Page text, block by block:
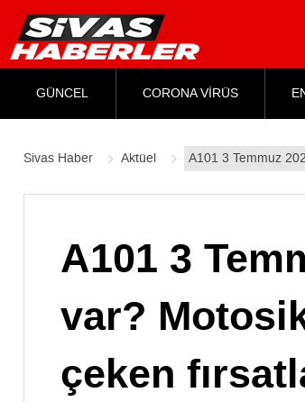
GÜNCEL CORONA VİRÜS
Sivas Haber Aktüel A101 3 Temmuz
A101 3
var?
çeken